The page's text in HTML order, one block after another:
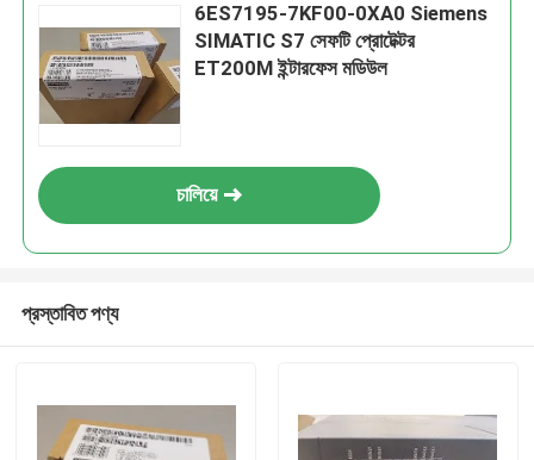
6ES7195-7KF00-0XA0 Siemens
SIMATIC S7 সেফটি প্রোটেক্টর
ET200M ইন্টারফেস মডিউল
চালিয়ে
প্রস্তাবিত পণ্য